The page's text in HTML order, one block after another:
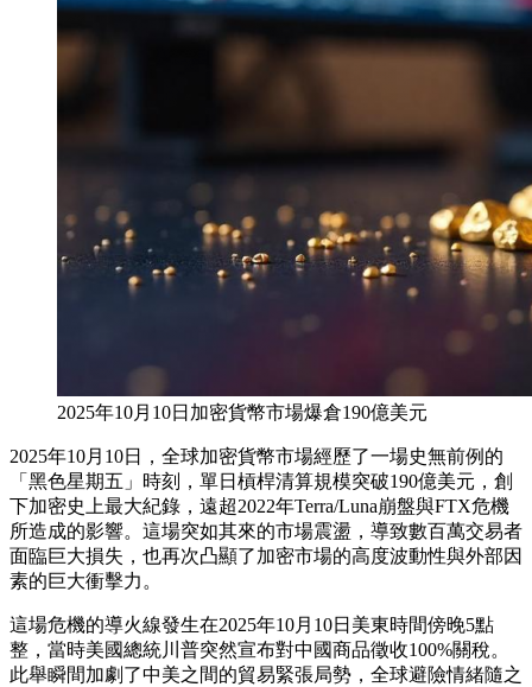
2025年10月10日加密貨幣市場爆倉190億美元
2025年10月10日，全球加密貨幣市場經歷了一場史無前例的
「黑色星期五」時刻，單日槓桿清算規模突破190億美元，創
下加密史上最大紀錄，遠超2022年Terra/Luna崩盤與FTX危機
所造成的影響。這場突如其來的市場震盪，導致數百萬交易者
面臨巨大損失，也再次凸顯了加密市場的高度波動性與外部因
素的巨大衝擊力。
這場危機的導火線發生在2025年10月10日美東時間傍晚5點
整，當時美國總統川普突然宣布對中國商品徵收100%關稅。
此舉瞬間加劇了中美之間的貿易緊張局勢，全球避險情緒隨之